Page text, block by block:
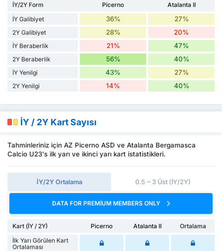
İY/2Y Form Picerno
Atalanta II
İY Galibiyet
36% 27%
2Y Galibiyet 28% 20%
İY Beraberlik 21% 47%
2Y Beraberlik 56% 40%
İY Yenilgi 43% 27%
2Y Yenilgi 14% 40%
İY / 2Y Kart Sayısı
Tahminleriniz için AZ Picerno ASD ve Atalanta Bergamasca
Calcio U23's ilk yarı ve ikinci yarı kart istatistikleri.
İY/2Y Ortalama 0.5 ~ 3 Üst (İY/2Y)
DATA FOR PREMIUM MEMBERS ONLY
Kart (İY / 2Y) Picerno Atalanta II
Ortalama
İlk Yarı Görülen Kart
Ortalaması